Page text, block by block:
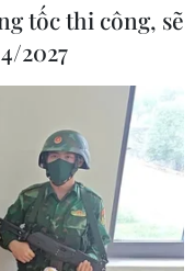
tốc thi công, sẽ
2027